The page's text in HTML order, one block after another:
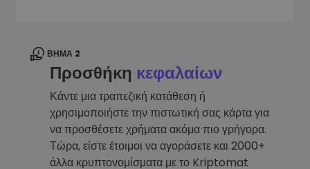
ΒΉΜΑ 2
Προσθήκη κεφαλαίων
Κάντε μια τραπεζική κατάθεση ή
χρησιμοποιήστε την πιστωτική σας κάρτα για
να προσθέσετε χρήματα ακόμα πιο γρήγορα.
Τώρα, είστε έτοιμοι να αγοράσετε και 2000+
άλλα κρυπτονομίσματα με το Kriptomat